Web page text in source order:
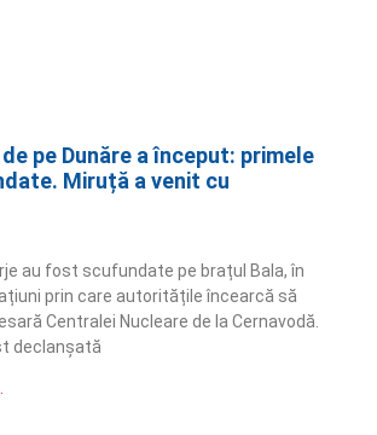
pe Dunăre a început: primele
Miruță a venit cu
au fost scufundate pe brațul Bala, în
prin care autoritățile încearcă să
Centralei Nucleare de la Cernavodă.
declanșată